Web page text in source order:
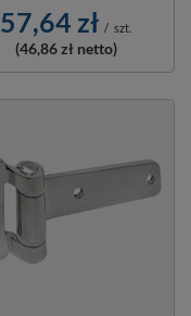
57,64 zł / szt.
(46,86 zł netto)